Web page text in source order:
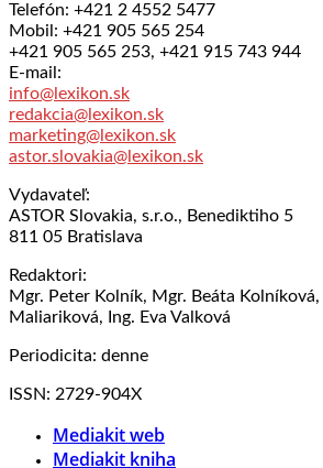
Telefón: +421 2 4552 5477
Mobil: +421 905 565 254
+421 905 565 253, +421 915 743 944
E-mail:
info@lexikon.sk
redakcia@lexikon.sk
marketing@lexikon.sk
astor.slovakia@lexikon.sk
Vydavateľ:
ASTOR Slovakia, s.r.o., Benediktiho 5
811 05 Bratislava
Redaktori:
Mgr. Peter Kolník, Mgr. Beáta Kolníková,
Maliariková, Ing. Eva Valková
Periodicita: denne
ISSN: 2729-904X
Mediakit web
Mediakit kniha